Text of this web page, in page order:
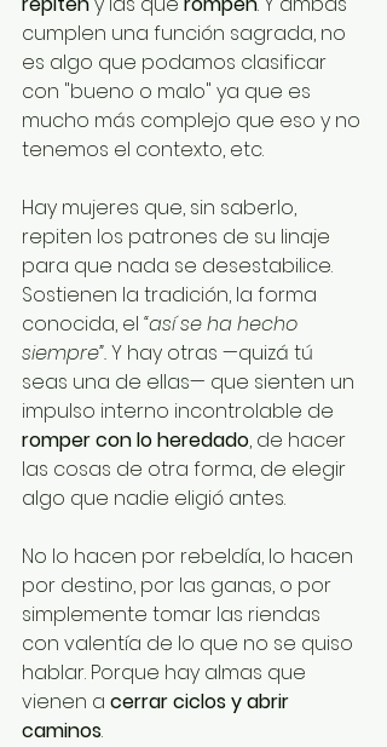
cumplen una función sagrada, no
es algo que podamos clasificar
con "bueno o malo" ya que es
mucho más complejo que eso y no
tenemos el contexto, etc.
Hay mujeres que, sin saberlo,
repiten los patrones de su linaje
para que nada se desestabilice.
Sostienen la tradición, la forma
conocida, el “así se ha hecho
siempre”. Y hay otras —quizá tú
seas una de ellas— que sienten un
impulso interno incontrolable de
romper con lo heredado, de hacer
las cosas de otra forma, de elegir
algo que nadie eligió antes.
No lo hacen por rebeldía, lo hacen
por destino, por las ganas, o por
simplemente tomar las riendas
con valentía de lo que no se quiso
hablar. Porque hay almas que
vienen a cerrar ciclos y abrir
caminos.